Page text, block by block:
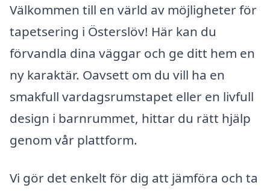
Välkommen till en värld av möjligheter för
tapetsering i Österslöv! Här kan du
förvandla dina väggar och ge ditt hem en
ny karaktär. Oavsett om du vill ha en
smakfull vardagsrumstapet eller en livfull
design i barnrummet, hittar du rätt hjälp
genom vår plattform.
Vi gör det enkelt för dig att jämföra och ta